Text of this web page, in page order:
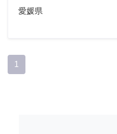
愛媛県
1